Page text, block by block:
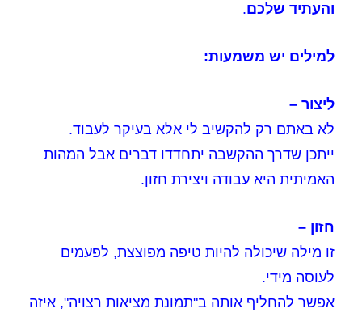
והעתיד שלכם.
למילים יש משמעות:
ליצור –
לא באתם רק להקשיב לי אלא בעיקר לעבוד.
ייתכן שדרך ההקשבה יתחדדו דברים אבל המהות
האמיתית היא עבודה ויצירת חזון.
חזון –
זו מילה שיכולה להיות טיפה מפוצצת, לפעמים
לעוסה מידי.
אפשר להחליף אותה ב"תמונת מציאות רצויה", איזה